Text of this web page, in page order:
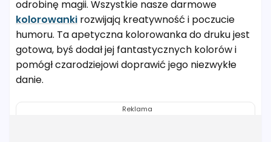
odrobinę magii. Wszystkie nasze darmowe
kolorowanki rozwijają kreatywność i poczucie
humoru. Ta apetyczna kolorowanka do druku jest
gotowa, byś dodał jej fantastycznych kolorów i
pomógł czarodziejowi doprawić jego niezwykłe
danie.
Reklama